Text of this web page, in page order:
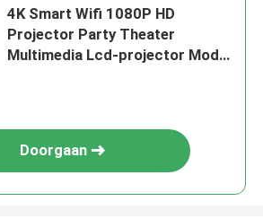
4K Smart Wifi 1080P HD
Projector Party Theater
Multimedia Lcd-projector Model
Doorgaan